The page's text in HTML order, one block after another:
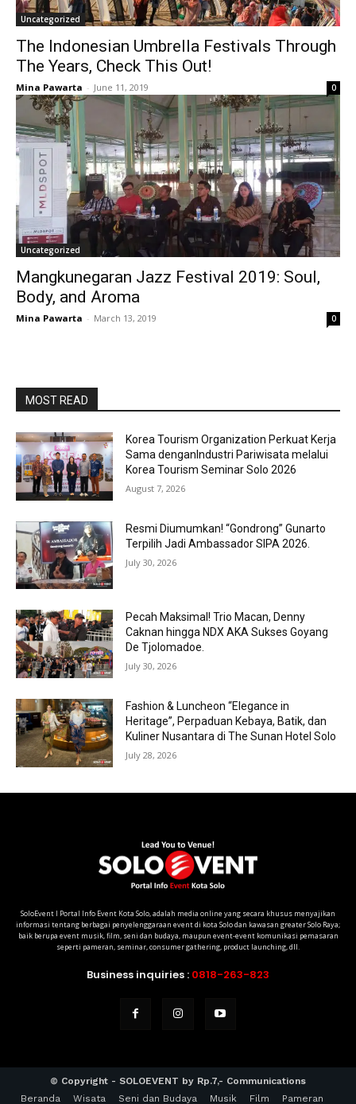
Uncategorized
The Indonesian Umbrella Festivals Through
The Years, Check This Out!
Mina Pawarta - June 11, 2019 0
Uncategorized
Mangkunegaran Jazz Festival 2019: Soul,
Body, and Aroma
Mina Pawarta - March 13, 2019 0
MOST READ
Korea Tourism Organization Perkuat Kerja
Sama denganIndustri Pariwisata melalui
Korea Tourism Seminar Solo 2026
August 7, 2026
Resmi Diumumkan! “Gondrong” Gunarto
Terpilih Jadi Ambassador SIPA 2026.
July 30, 2026
Pecah Maksimal! Trio Macan, Denny
Caknan hingga NDX AKA Sukses Goyang
De Tjolomadoe.
July 30, 2026
Fashion & Luncheon “Elegance in
Heritage”, Perpaduan Kebaya, Batik, dan
Kuliner Nusantara di The Sunan Hotel Solo
July 28, 2026
SoloEvent I Portal Info Event Kota Solo, adalah media online yang secara khusus menyajikan
informasi tentang berbagai penyelenggaraan event di kota Solo dan kawasan greater Solo Raya;
baik berupa event musik, film, seni dan budaya, maupun event-event komunikasi pemasaran
seperti pameran, seminar, consumer gathering, product launching, dll.
Business inquiries : 0818-263-823
© Copyright - SOLOEVENT by Rp.7,- Communications
Beranda
Wisata Seni dan Budaya Musik Film
Pameran